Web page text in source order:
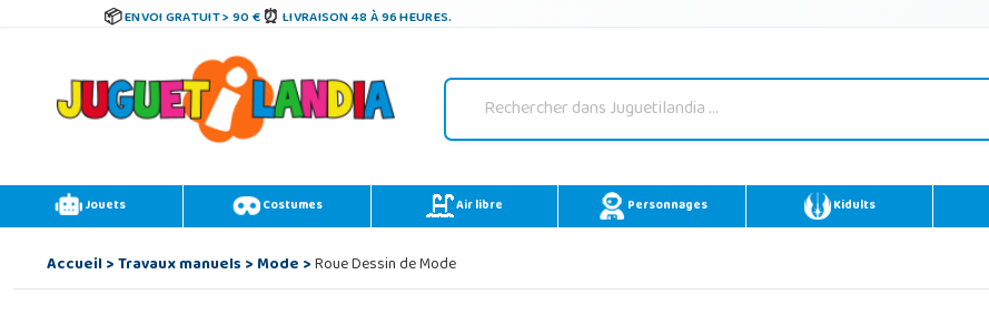
ENVOI GRATUIT > 90 € LIVRAISON 48 À 96 HEURES.
Jouets Costumes Air libre Personnages Kidults
Accueil>Travaux manuels>Mode>Roue Dessin de Mode